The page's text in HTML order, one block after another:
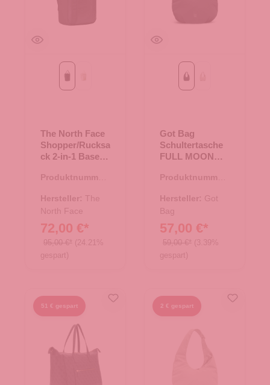
TNF Black
The North Face
Shopper/Rucksa
ck 2-in-1 Base
TNF Black
Produktnummer:
Hersteller: The
North Face
72,00 €*
95,00 €* (24.21%
gespart)
Black
Got Bag
Schultertasche
FULL MOON
Produktnummer:
Hersteller: Got
Bag
57,00 €*
59,00 €* (3.39%
gespart)
51 € gespart 2 € gespart